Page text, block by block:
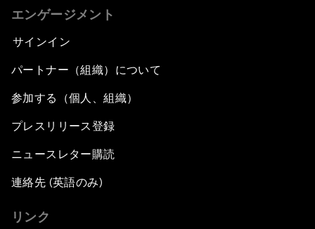
エンゲージメント
サインイン
パートナー（組織）について
参加する（個人、組織）
プレスリリース登録
ニュースレター購読
連絡先 (英語のみ)
リンク